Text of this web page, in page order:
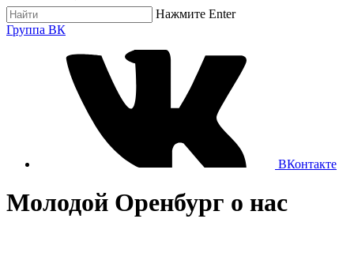
Нажмите Enter
Группа ВК
ВКонтакте
Молодой Оренбург о нас